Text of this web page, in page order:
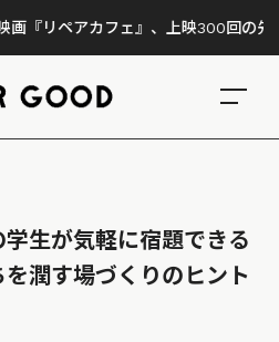
ェ』、上映300回の先で見えてきたこ
生が気軽に宿題できる
潤す場づくりのヒント